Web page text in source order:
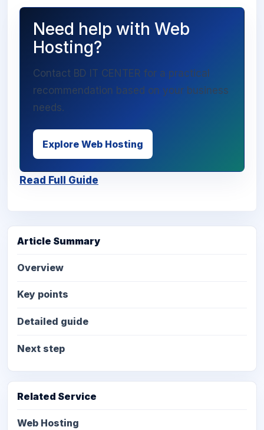
Need help with Web
Hosting?
Contact BD IT CENTER for a practical
recommendation based on your business
needs.
Explore Web Hosting
Read Full Guide
Article Summary
Overview
Key points
Detailed guide
Next step
Related Service
Web Hosting